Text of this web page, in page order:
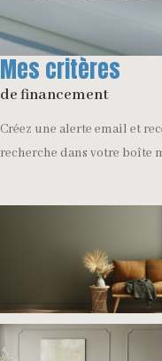
Mes critères
de financement
Créez une alerte email et
recherche dans votre boîte